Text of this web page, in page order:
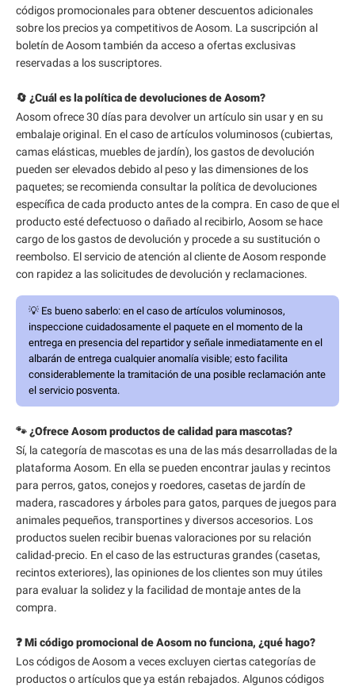
códigos promocionales para obtener descuentos adicionales
sobre los precios ya competitivos de Aosom. La suscripción al
boletín de Aosom también da acceso a ofertas exclusivas
reservadas a los suscriptores.
🔄 ¿Cuál es la política de devoluciones de Aosom?
Aosom ofrece 30 días para devolver un artículo sin usar y en su
embalaje original. En el caso de artículos voluminosos (cubiertas,
camas elásticas, muebles de jardín), los gastos de devolución
pueden ser elevados debido al peso y las dimensiones de los
paquetes; se recomienda consultar la política de devoluciones
específica de cada producto antes de la compra. En caso de que el
producto esté defectuoso o dañado al recibirlo, Aosom se hace
cargo de los gastos de devolución y procede a su sustitución o
reembolso. El servicio de atención al cliente de Aosom responde
con rapidez a las solicitudes de devolución y reclamaciones.
💡 Es bueno saberlo: en el caso de artículos voluminosos,
inspeccione cuidadosamente el paquete en el momento de la
entrega en presencia del repartidor y señale inmediatamente en el
albarán de entrega cualquier anomalía visible; esto facilita
considerablemente la tramitación de una posible reclamación ante
el servicio posventa.
🐾 ¿Ofrece Aosom productos de calidad para mascotas?
Sí, la categoría de mascotas es una de las más desarrolladas de la
plataforma Aosom. En ella se pueden encontrar jaulas y recintos
para perros, gatos, conejos y roedores, casetas de jardín de
madera, rascadores y árboles para gatos, parques de juegos para
animales pequeños, transportines y diversos accesorios. Los
productos suelen recibir buenas valoraciones por su relación
calidad-precio. En el caso de las estructuras grandes (casetas,
recintos exteriores), las opiniones de los clientes son muy útiles
para evaluar la solidez y la facilidad de montaje antes de la
compra.
❓ Mi código promocional de Aosom no funciona, ¿qué hago?
Los códigos de Aosom a veces excluyen ciertas categorías de
productos o artículos que ya están rebajados. Algunos códigos